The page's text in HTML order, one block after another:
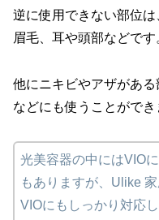
逆に使用できない部位
眉毛、耳や頭部などです
他にニキビやアザがあ
などにも使うことができ
光美容器の中にはVIO
もありますが、Ulike
VIOにもしっかり対応し